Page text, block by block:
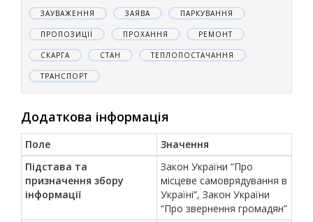
ЗАУВАЖЕННЯ ЗАЯВА ПАРКУВАННЯ
ПРОПОЗИЦІЇ ПРОХАННЯ РЕМОНТ
СКАРГА СТАН ТЕПЛОПОСТАЧАННЯ
ТРАНСПОРТ
Додаткова інформація
Поле
Значення
Підстава та
призначення збору
інформації
Закон України “Про
місцеве самоврядування в
Україні”, Закон України
“Про звернення громадян”